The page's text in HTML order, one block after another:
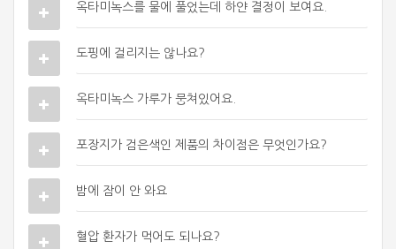
옥타미녹스를 물에 풀었는데 하얀 결정이 보여요.
도핑에 걸리지는 않나요?
옥타미녹스 가루가 뭉쳐있어요.
포장지가 검은색인 제품의 차이점은 무엇인가요?
밤에 잠이 안 와요
혈압 환자가 먹어도 되나요?